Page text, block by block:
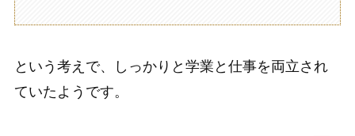
という考えで、しっかりと学業と仕事を両立され
ていたようです。